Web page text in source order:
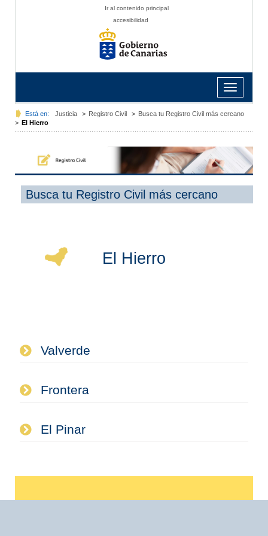
Ir al contenido principal
accesibilidad
Toggle
navigation
Está en: Justicia > Registro Civil > Busca tu Registro Civil más cercano
> El Hierro
Busca tu Registro Civil más cercano
El Hierro
Valverde
Frontera
El Pinar